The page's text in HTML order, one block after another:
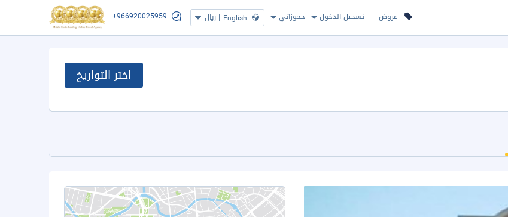
عروض تسجيل الدخول حجوزاتي English
| ريال +966920025959
اختر التواريخ